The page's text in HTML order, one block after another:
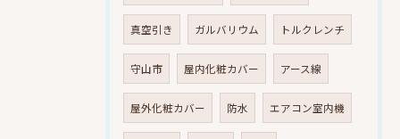
真空引き ガルバリウム トルクレンチ
守山市 屋内化粧カバー アース線
屋外化粧カバー 防水 エアコン室内機